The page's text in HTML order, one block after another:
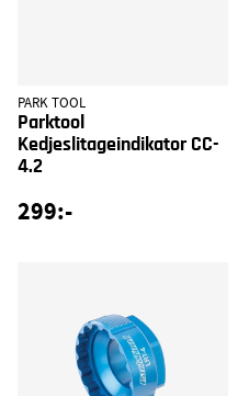
PARK TOOL
Parktool
Kedjeslitageindikator CC-
4.2
299:-